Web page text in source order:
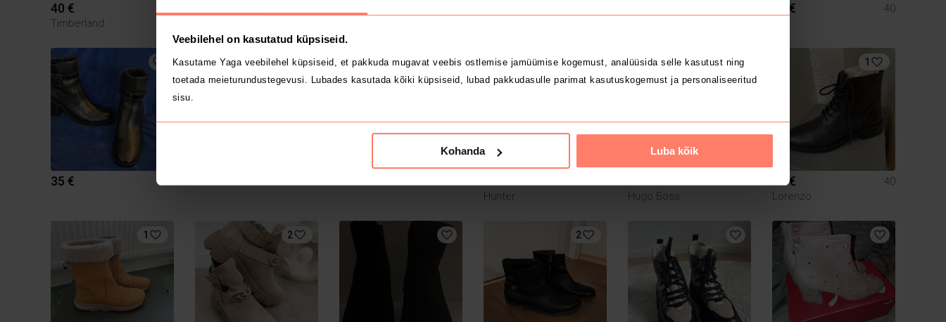
Veebilehel on kasutatud küpsiseid.
Kasutame Yaga veebilehel küpsiseid, et pakkuda mugavat veebis ostlemise jamüümise kogemust, analüüsida selle kasutust ning
toetada meieturundustegevusi. Lubades kasutada kõiki küpsiseid, lubad pakkudasulle parimat kasutuskogemust ja personaliseeritud
sisu.
Kohanda Luba kõik
40 €
Timberland
50 € 40
35 €
1 1
Hunter
Hugo Boss
1
35 €
40
Lorenzo
1 2 2